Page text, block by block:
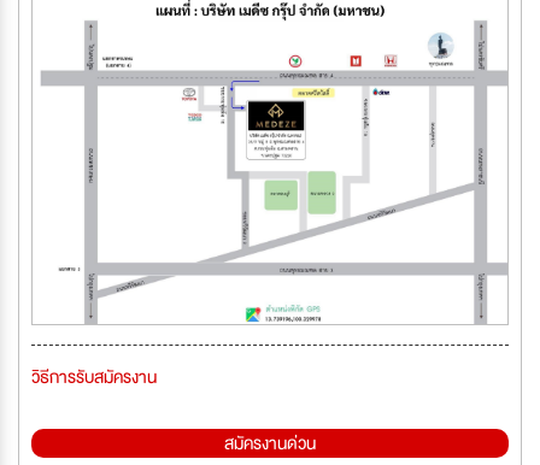
วิธีการรับสมัครงาน
สมัครงานด่วน